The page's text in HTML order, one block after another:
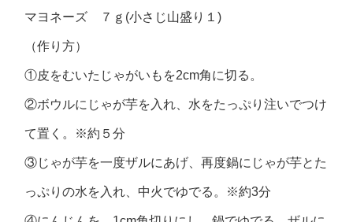
マヨネーズ ７ｇ(小さじ山盛り１)
（作り方）
①皮をむいたじゃがいもを2cm角に切る。
②ボウルにじゃが芋を入れ、水をたっぷり注いでつけ
て置く。※約５分
③じゃが芋を一度ザルにあげ、再度鍋にじゃが芋とた
っぷりの水を入れ、中火でゆでる。※約3分